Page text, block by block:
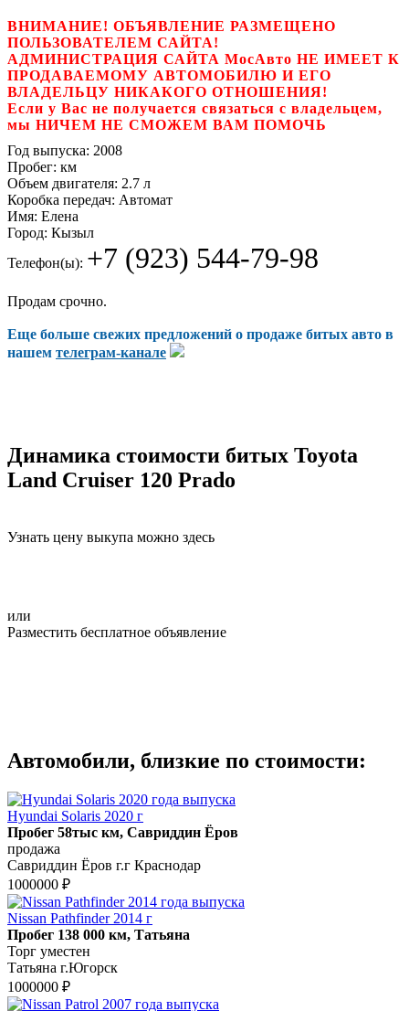
ВНИМАНИЕ! ОБЪЯВЛЕНИЕ РАЗМЕЩЕНО
ПОЛЬЗОВАТЕЛЕМ САЙТА!
АДМИНИСТРАЦИЯ САЙТА МосАвто НЕ ИМЕЕТ К
ПРОДАВАЕМОМУ АВТОМОБИЛЮ И ЕГО
ВЛАДЕЛЬЦУ НИКАКОГО ОТНОШЕНИЯ!
Если у Вас не получается связаться с владельцем,
мы НИЧЕМ НЕ СМОЖЕМ ВАМ ПОМОЧЬ
Год выпуска: 2008
Пробег: км
Объем двигателя: 2.7 л
Коробка передач: Автомат
Имя: Елена
Город: Кызыл
Телефон(ы): +7 (923) 544-79-98
Продам срочно.
Еще больше свежих предложений о продаже битых авто в
нашем телеграм-канале
Динамика стоимости битых Toyota
Land Cruiser 120 Prado
Узнать цену выкупа можно здесь
или
Разместить бесплатное объявление
Автомобили, близкие по стоимости:
Hyundai Solaris 2020 г
Пробег 58тыс км, Савриддин Ёров
продажа
Савриддин Ёров г.г Краснодар
1000000 ₽
Nissan Pathfinder 2014 г
Пробег 138 000 км, Татьяна
Торг уместен
Татьяна г.Югорск
1000000 ₽